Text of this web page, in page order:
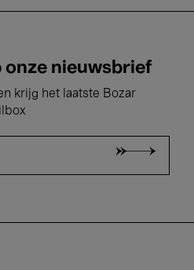
onze nieuwsbrief
krijg het laatste Bozar